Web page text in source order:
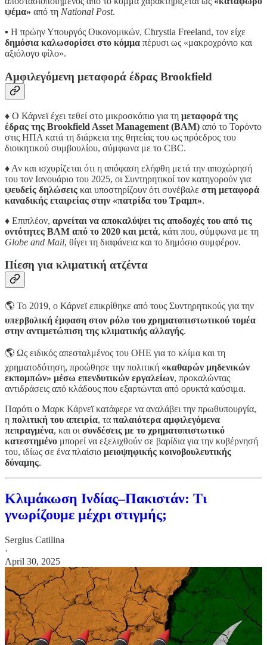
ψέμα» από τη National Post.
▪️ Η πρώην Υπουργός Οικονομικών, Chrystia Freeland, τον είχε
δημόσια καλωσορίσει στο κόμμα πέρυσι ως «μακροχρόνιο και
αξιόλογο φίλο».
Αμφιλεγόμενη μεταφορά έδρας Brookfield
♦️ Ο Κάρνεϊ έχει τεθεί στο μικροσκόπιο για τη μεταφορά της
έδρας της Brookfield Asset Management (BAM) από το Τορόντο
στις ΗΠΑ κατά τη διάρκεια της θητείας του ως πρόεδρος του
διοικητικού συμβουλίου, σύμφωνα με το CBC.
♦️ Αν και ισχυρίζεται ότι η απόφαση ελήφθη μετά την αποχώρησή
του τον Ιανουάριο του 2025, οι Συντηρητικοί τον κατηγορούν για
ψευδείς δηλώσεις και υποστηρίζουν ότι συνέβαλε στη μεταφορά
καναδικής εταιρείας στην «πατρίδα του Τραμπ».
♦️ Επιπλέον, αρνείται να αποκαλύψει τις αποδοχές του από τις
οντότητες BAM από το 2020 και μετά, κάτι που, σύμφωνα με τη
Globe and Mail, θίγει τη διαφάνεια και το δημόσιο συμφέρον.
Πίεση για κλιματική ατζέντα
🌎 Το 2019, ο Κάρνεϊ επικρίθηκε από τους Συντηρητικούς για την
υπερβολική έμφαση στον ρόλο του χρηματοπιστωτικού τομέα
στην αντιμετώπιση της κλιματικής αλλαγής.
🌎 Ως ειδικός απεσταλμένος του ΟΗΕ για το κλίμα και τη
χρηματοδότηση, προώθησε την πολιτική «καθαρών μηδενικών
εκπομπών» μέσω επενδυτικών εργαλείων, προκαλώντας
αντιδράσεις από κλάδους που εξαρτώνται από ορυκτά καύσιμα.
Παρότι ο Μαρκ Κάρνεϊ κατάφερε να αναλάβει την πρωθυπουργία,
η πολιτική του απειρία, τα παλαιότερα αμφιλεγόμενα
πεπραγμένα, και οι συνδέσεις με το χρηματοπιστωτικό
κατεστημένο μπορεί να εξελιχθούν σε βαρίδια για την κυβέρνησή
του, ιδίως σε ένα πλαίσιο μειοψηφικής κοινοβουλευτικής
δύναμης.
Κλιμάκωση Ινδίας–Πακιστάν: Τι
γνωρίζουμε μέχρι στιγμής;
Sergius Catilina
·
April 30, 2025